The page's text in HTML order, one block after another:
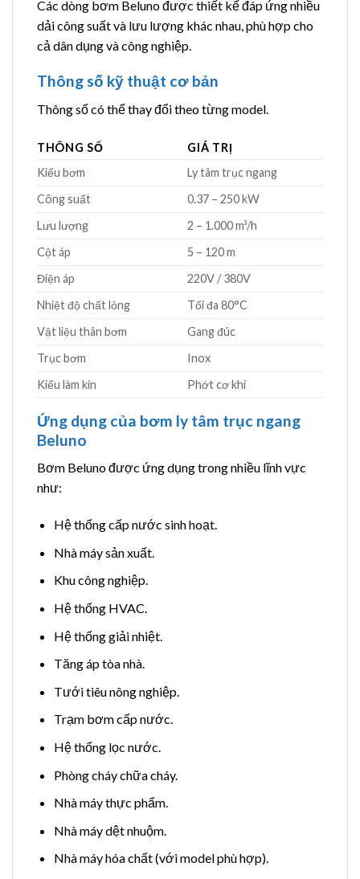
Các dòng bơm Beluno được thiết kế đáp ứng nhiều
dải công suất và lưu lượng khác nhau, phù hợp cho
cả dân dụng và công nghiệp.
Thông số kỹ thuật cơ bản
Thông số có thể thay đổi theo từng model.
THÔNG SỐ
GIÁ TRỊ
Kiểu bơm
Ly tâm trục ngang
Công suất
0.37 – 250 kW
Lưu lượng
2 – 1.000 m³/h
Cột áp
5 – 120 m
Điện áp
220V / 380V
Nhiệt độ chất lỏng
Tối đa 80°C
Vật liệu thân bơm
Gang đúc
Trục bơm
Inox
Kiểu làm kín
Phớt cơ khí
Ứng dụng của bơm ly tâm trục ngang
Beluno
Bơm Beluno được ứng dụng trong nhiều lĩnh vực
như:
Hệ thống cấp nước sinh hoạt.
Nhà máy sản xuất.
Khu công nghiệp.
Hệ thống HVAC.
Hệ thống giải nhiệt.
Tăng áp tòa nhà.
Tưới tiêu nông nghiệp.
Trạm bơm cấp nước.
Hệ thống lọc nước.
Phòng cháy chữa cháy.
Nhà máy thực phẩm.
Nhà máy dệt nhuộm.
Nhà máy hóa chất (với model phù hợp).